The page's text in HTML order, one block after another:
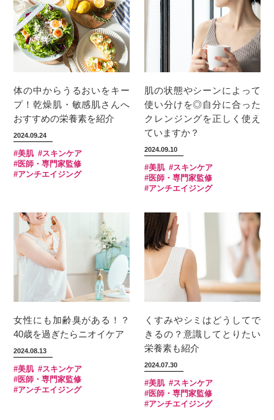
体の中からうるおいをキー
プ！乾燥肌・敏感肌さんへ
おすすめの栄養素を紹介
2024.09.24
#美肌 #スキンケア
#医師・専門家監修
#アンチエイジング
肌の状態やシーンによって
使い分けを◎自分に合った
クレンジングを正しく使え
ていますか？
2024.09.10
#美肌 #スキンケア
#医師・専門家監修
#アンチエイジング
女性にも加齢臭がある！？
40歳を過ぎたらニオイケア
2024.08.13
#美肌 #スキンケア
#医師・専門家監修
#アンチエイジング
くすみやシミはどうしてで
きるの？意識してとりたい
栄養素も紹介
2024.07.30
#美肌 #スキンケア
#医師・専門家監修
#アンチエイジング